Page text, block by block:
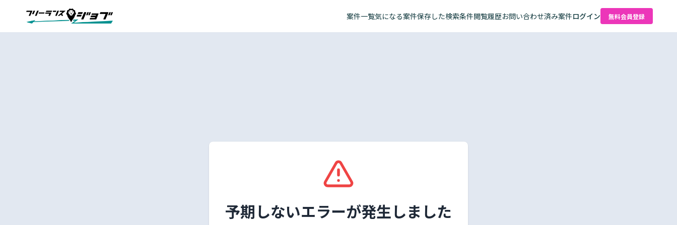
案件一覧気になる案件保存した検索条件閲覧履歴お問い合わせ済み案件ログイン 無料会員登録
予期しないエラーが発生しました